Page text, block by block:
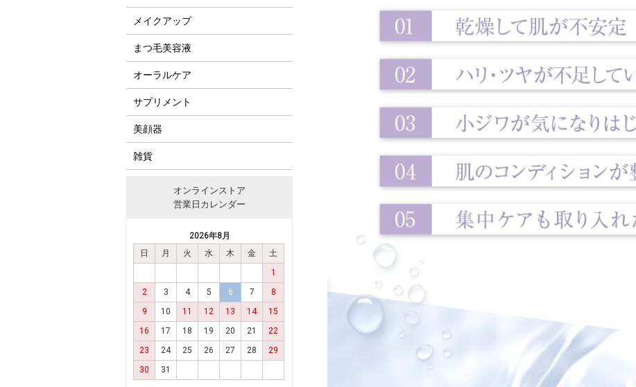
メイクアップ
まつ毛美容液
オーラルケア
サプリメント
美顔器
雑貨
オンラインストア
営業日カレンダー
2026年8月
日
月 火 水 木 金
土
1
2
3 4 5 6 7
8
9
10 11 12 13 14
15
16
17 18 19 20 21
22
23
24 25 26 27 28
29
30
31